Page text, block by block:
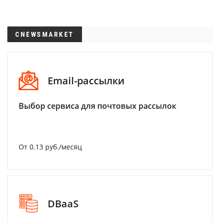
CNEWSMARKET
Email-рассылки
Выбор сервиса для почтовых рассылок
От 0.13 руб./месяц
DBaaS